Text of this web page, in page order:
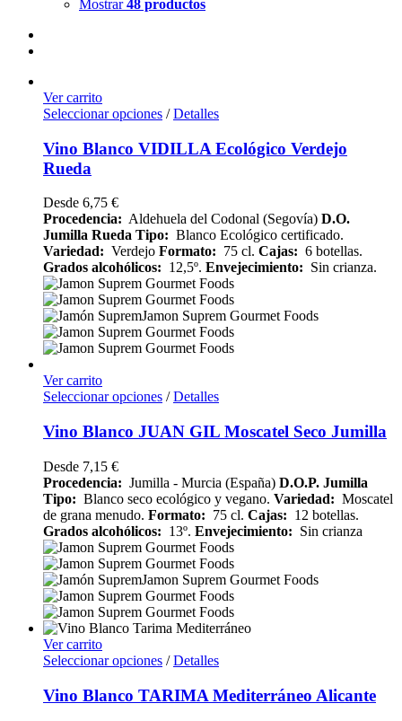
Mostrar48 productos
Ver carrito
Seleccionar opciones / Detalles
Vino Blanco VIDILLA Ecológico Verdejo
Rueda
Desde 6,75 €
Procedencia: Aldehuela del Codonal (Segovía) D.O.
Jumilla Rueda Tipo: Blanco Ecológico certificado.
Variedad: Verdejo Formato: 75 cl. Cajas: 6 botellas.
Grados alcohólicos: 12,5º. Envejecimiento: Sin crianza.
Ver carrito
Seleccionar opciones / Detalles
Vino Blanco JUAN GIL Moscatel Seco Jumilla
Desde 7,15 €
Procedencia: Jumilla - Murcia (España) D.O.P. Jumilla
Tipo: Blanco seco ecológico y vegano. Variedad: Moscatel
de grana menudo. Formato: 75 cl. Cajas: 12 botellas.
Grados alcohólicos: 13º. Envejecimiento: Sin crianza
Ver carrito
Seleccionar opciones / Detalles
Vino Blanco TARIMA Mediterráneo Alicante